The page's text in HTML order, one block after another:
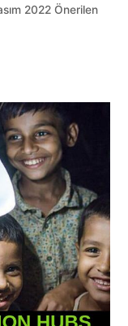
2022 Önerilen